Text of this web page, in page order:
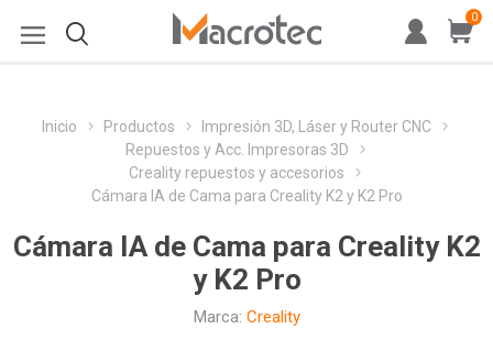
0
Inicio Productos
Impresión 3D, Láser y Router CNC
Repuestos y Acc. Impresoras 3D
Creality repuestos y accesorios
Cámara IA de Cama para Creality K2 y K2 Pro
Cámara IA de Cama para Creality K2
y K2 Pro
Marca: Creality